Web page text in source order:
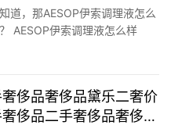
道，那AESOP伊索调理液怎么
AESOP伊索调理液怎么样
年成立后以低调姿态潜心
本火遍澳洲，吸引
侈品奢侈品黛乐二奢价
侈品二手奢侈品奢侈品